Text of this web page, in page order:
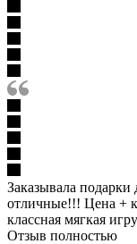
Заказывала подарки
отличные!!! Цена +
классная мягкая
Отзыв полностью